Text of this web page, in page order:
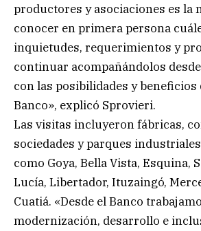
productores y asociaciones es la
conocer en primera persona
inquietudes, requerimientos y
continuar acompañándolos
con las posibilidades y
Banco», explicó Sprovieri.
Las visitas incluyeron fábricas,
sociedades y parques
como Goya, Bella Vista, Esquina,
Lucía, Libertador, Ituzaingó,
Cuatiá. «Desde el Banco
modernización, desarrollo e